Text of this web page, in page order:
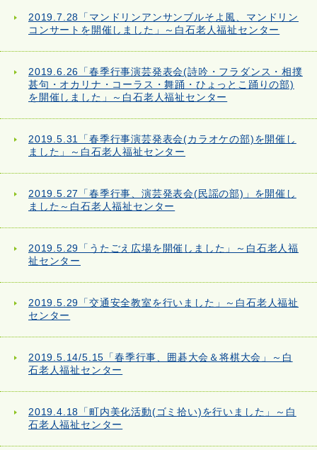
2019.7.28「マンドリンアンサンブルそよ風、マンドリン
コンサートを開催しました」～白石老人福祉センター
2019.6.26「春季行事演芸発表会(詩吟・フラダンス・相撲
甚句・オカリナ・コーラス・舞踊・ひょっとこ踊りの部)
を開催しました」～白石老人福祉センター
2019.5.31「春季行事演芸発表会(カラオケの部)を開催し
ました」～白石老人福祉センター
2019.5.27「春季行事、演芸発表会(民謡の部)」を開催し
ました～白石老人福祉センター
2019.5.29「うたごえ広場を開催しました」～白石老人福
祉センター
2019.5.29「交通安全教室を行いました」～白石老人福祉
センター
2019.5.14/5.15「春季行事、囲碁大会＆将棋大会」～白
石老人福祉センター
2019.4.18「町内美化活動(ゴミ拾い)を行いました」～白
石老人福祉センター